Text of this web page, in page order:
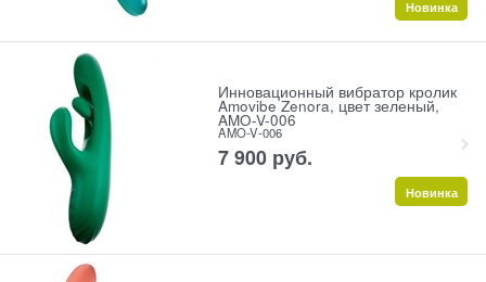
Новинка
Инновационный вибратор кролик
Amovibe Zenora, цвет зеленый,
AMO-V-006
AMO-V-006
7 900 руб.
Новинка